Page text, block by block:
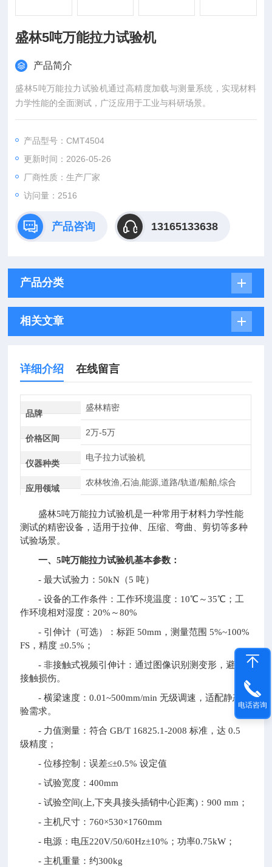
盛林5吨万能拉力试验机
产品简介
盛林5吨万能拉力试验机通过高精度加载与测量系统，实现材料
力学性能的全面测试，广泛应用于工业与科研场景。
产品型号：CMT4504
更新时间：2026-05-26
厂商性质：生产厂家
访问量：2516
产品咨询 13165133638
产品分类
相关文章
详细介绍 在线留言
品牌
盛林精密
价格区间
2万-5万
仪器种类
电子拉力试验机
应用领域
农林牧渔,石油,能源,道路/轨道/船舶,综合
盛林5吨万能拉力试验机是一种常用于材料力学性能
测试的精密设备，适用于拉伸、压缩、弯曲、剪切等多种
试验场景。
一、5吨万能拉力试验机基本参数：
- 最大试验力：50kN（5 吨）
- 设备的工作条件：工作环境温度：10℃～35℃；工
作环境相对湿度：20%～80%
- 引伸计（可选）：标距 50mm，测量范围 5%~100%
FS，精度 ±0.5%；
- 非接触式视频引伸计：通过图像识别测变形，避免
接触损伤。
- 横梁速度：0.01~500mm/min 无级调速，适配静态试
验需求。
- 力值测量：符合 GB/T 16825.1-2008 标准，达 0.5
级精度；
- 位移控制：误差≤±0.5% 设定值
- 试验宽度：400mm
- 试验空间(上,下夹具接头插销中心距离)：900 mm；
- 主机尺寸：760×530×1760mm
- 电源：电压220V/50/60Hz±10%；功率0.75kW；
- 主机重量：约300kg
电话咨询